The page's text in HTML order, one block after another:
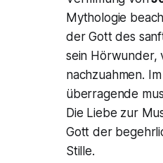
Mythologie
der Gott des
sein Hörwunder,
nachzuahmen.
überragende
Die Liebe zur
Gott der
Stille.